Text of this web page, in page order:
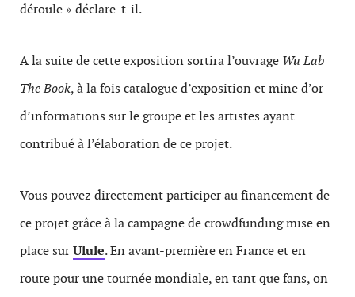
déroule » déclare-t-il.
A la suite de cette exposition sortira l’ouvrage Wu Lab
The Book, à la fois catalogue d’exposition et mine d’or
d’informations sur le groupe et les artistes ayant
contribué à l’élaboration de ce projet.
Vous pouvez directement participer au financement de
ce projet grâce à la campagne de crowdfunding mise en
place surUlule. En avant-première en France et en
route pour une tournée mondiale, en tant que fans, on